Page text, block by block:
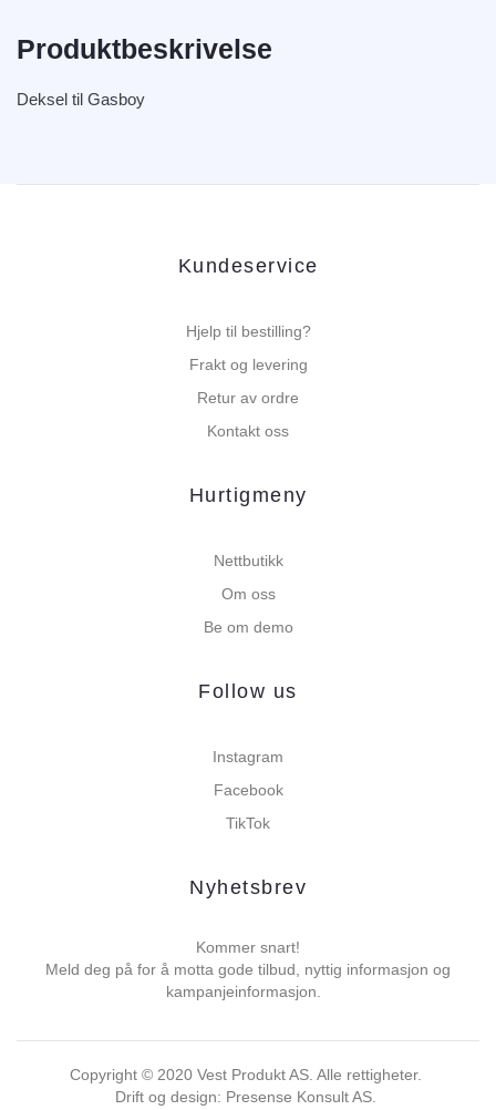
Produktbeskrivelse
Deksel til Gasboy
Kundeservice
Hjelp til bestilling?
Frakt og levering
Retur av ordre
Kontakt oss
Hurtigmeny
Nettbutikk
Om oss
Be om demo
Follow us
Instagram
Facebook
TikTok
Nyhetsbrev
Kommer snart!
Meld deg på for å motta gode tilbud, nyttig informasjon og
kampanjeinformasjon.
Copyright © 2020 Vest Produkt AS. Alle rettigheter.
Drift og design: Presense Konsult AS.